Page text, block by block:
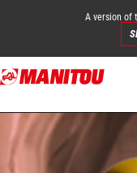
Salta
al
principale
A version of